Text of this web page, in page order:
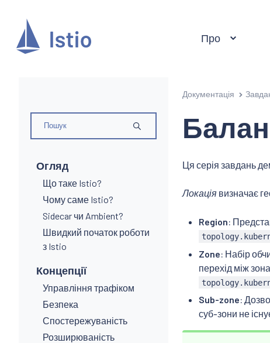
Про
Огляд
Що таке Istio?
Чому саме Istio?
Sidecar чи Ambient?
Швидкий початок роботи
з Istio
Концепції
Управління трафіком
Безпека
Спостережуваність
Розширюваність
Документація
Ця серія завдань
Локація визначає
Region:
Zone: Набір
перехід між
Sub-zone:
суб-зони не